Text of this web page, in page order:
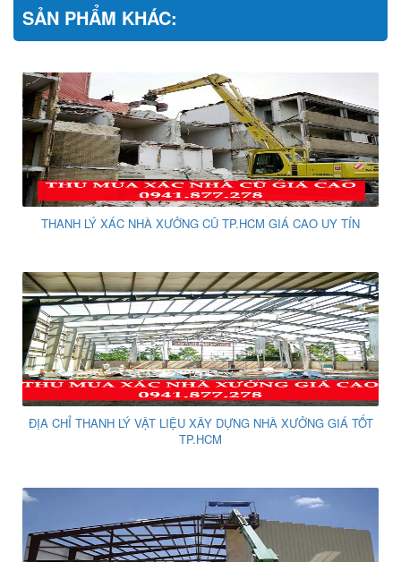
SẢN PHẨM KHÁC:
THANH LÝ XÁC NHÀ XƯỞNG CŨ TP.HCM GIÁ CAO UY TÍN
ĐỊA CHỈ THANH LÝ VẬT LIỆU XÂY DỰNG NHÀ XƯỞNG GIÁ TỐT
TP.HCM